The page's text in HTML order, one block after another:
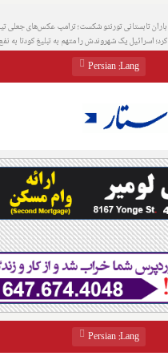
تابستانی تورنتو شکست؛ ترامپ عکس‌های جعلی
اسرائیل یک شهروندش را متهم به تبلیغ کودتا به
Lang
: Persian
Lang
: Persian